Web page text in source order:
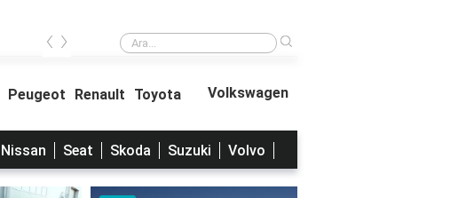
Kaç çeşit tornavida var?
‹ ›
Peugeot Renault Toyota Volkswagen
Nissan Seat Skoda Suzuki Volvo